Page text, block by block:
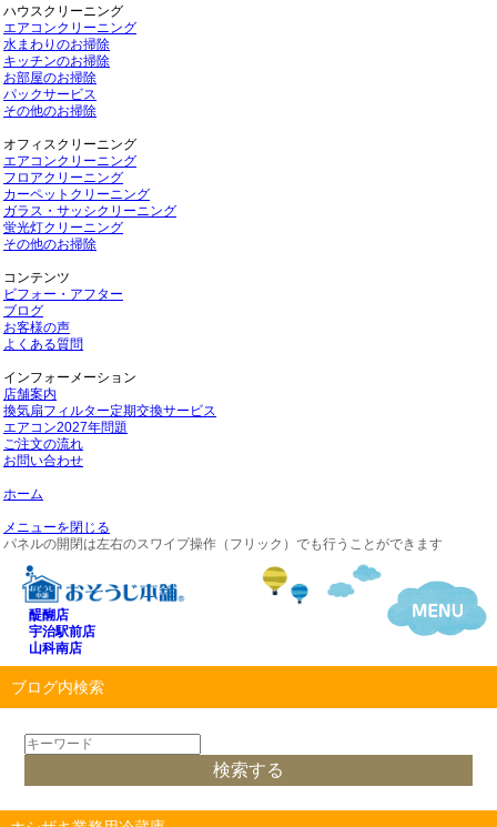
ハウスクリーニング
エアコンクリーニング
水まわりのお掃除
キッチンのお掃除
お部屋のお掃除
パックサービス
その他のお掃除
オフィスクリーニング
エアコンクリーニング
フロアクリーニング
カーペットクリーニング
ガラス・サッシクリーニング
蛍光灯クリーニング
その他のお掃除
コンテンツ
ビフォー・アフター
ブログ
お客様の声
よくある質問
インフォーメーション
店舗案内
換気扇フィルター定期交換サービス
エアコン2027年問題
ご注文の流れ
お問い合わせ
ホーム
メニューを閉じる
パネルの開閉は左右のスワイプ操作（フリック）でも行うことができます
醍醐店
宇治駅前店
山科南店
ブログ内検索